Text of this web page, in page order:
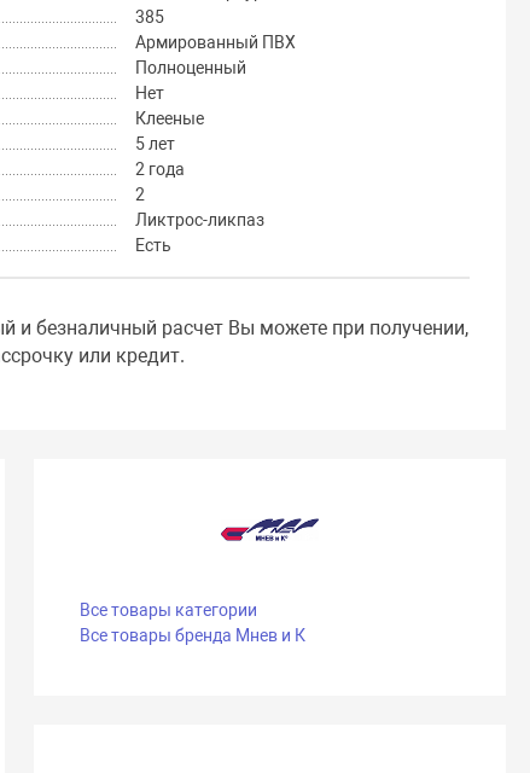
385
Армированный ПВХ
Полноценный
Нет
Клееные
5 лет
2 года
2
Ликтрос-ликпаз
Есть
и безналичный расчет Вы можете при получении,
или кредит.
Все товары категории
Все товары бренда Мнев и К